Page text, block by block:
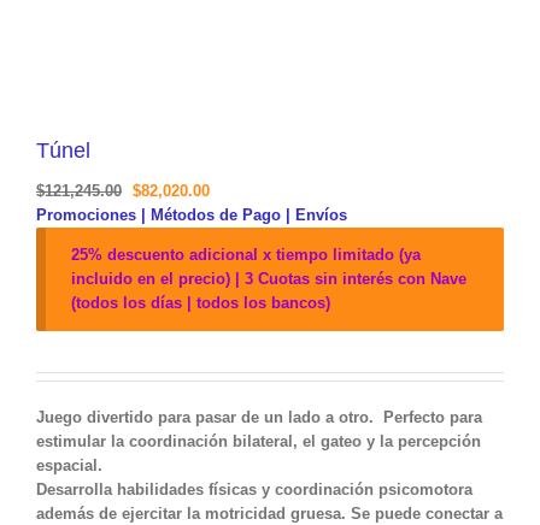
Túnel
$121,245.00 $82,020.00
Promociones | Métodos de Pago | Envíos
25% descuento adicional x tiempo limitado (ya
incluido en el precio) | 3 Cuotas sin interés con Nave
(todos los días | todos los bancos)
Juego divertido para pasar de un lado a otro. Perfecto para
estimular la coordinación bilateral, el gateo y la percepción
espacial.
Desarrolla habilidades físicas y coordinación psicomotora
además de ejercitar la motricidad gruesa. Se puede conectar a